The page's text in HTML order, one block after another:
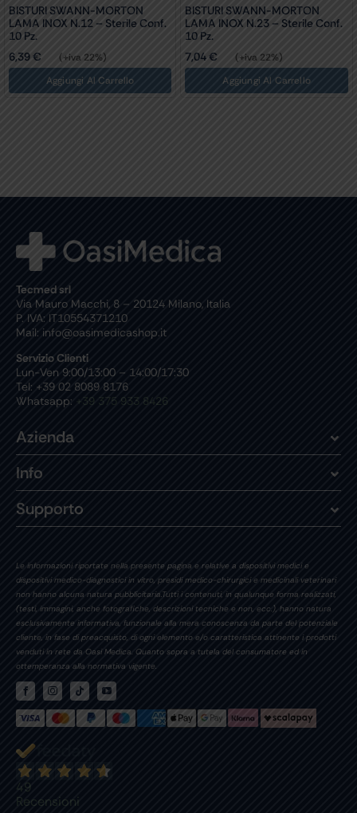
BISTURI SWANN-MORTON
LAMA INOX N.12 – Sterile Conf.
10 Pz.
6,39€
(+iva 22%)
Aggiungi Al Carrello
BISTURI SWANN-MORTON
LAMA INOX N.23 – Sterile Conf.
10 Pz.
7,04 €
(+iva 22%)
Aggiungi Al Carrello
Tecmed srl
Via Mauro Macchi, 8 – 20124 Milano, Italia
P. IVA: IT10554371210
Mail: info@oasimedicashop.it
Servizio Clienti
Lun-Ven 9:00/13:00 – 14:00/17:30
Tel: +39 02 8089 8176
Whatsapp: +39 375 933 8426
Azienda
Info
Supporto
Le informazioni riportate nella presente pagina e relative a dispositivi medici e
dispositivi medico-diagnostici in vitro, presidi medico-chirurgici e medicinali veterinari
non hanno alcuna natura pubblicitaria.Tutti i contenuti, in qualunque forma realizzati,
(testi, immagini, anche fotografiche, descrizioni tecniche e non, ecc.), hanno natura
esclusivamente informativa, funzionale alla mera conoscenza da parte del potenziale
cliente, in fase di preacquisto, di ogni elemento e/o caratteristica attinente i prodotti
venduti in rete da Oasi Medica. Quanto sopra a tutela del consumatore ed in
ottemperanza alla normativa vigente.
49
Recensioni